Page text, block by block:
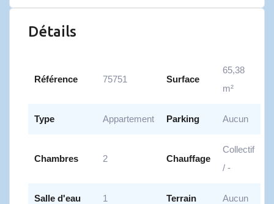
Détails
Référence 75751 Surface
65,38
m²
Type Appartement Parking Aucun
Chambres 2 Chauffage
Collectif
/ -
Salle d'eau 1 Terrain Aucun